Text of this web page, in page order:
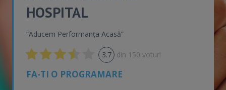
HOSPITAL
“Aducem Performanța Acasă”
3.7 din 150 voturi
FA-TI O PROGRAMARE